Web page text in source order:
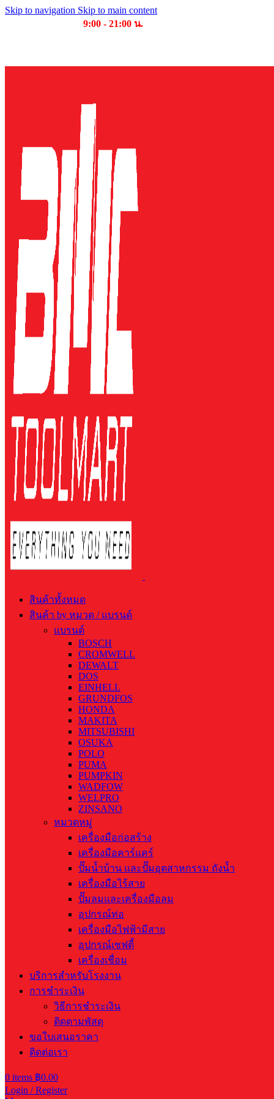
Skip to navigation Skip to main content
9:00 - 21:00 น.
สินค้าทั้งหมด
สินค้า by หมวด / แบรนด์
แบรนด์
BOSCH
CROMWELL
DEWALT
DOS
EINHELL
GRUNDFOS
HONDA
MAKITA
MITSUBISHI
OSUKA
POLO
PUMA
PUMPKIN
WADFOW
WELPRO
ZINSANO
หมวดหมู่
เครื่องมือก่อสร้าง
เครื่องมือคาร์แคร์
ปั๊มน้ำบ้าน และปั๊มอุตสาหกรรม ถังน้ำ
เครื่องมือไร้สาย
ปั๊มลมและเครื่องมือลม
อุปกรณ์ท่อ
เครื่องมือไฟฟ้ามีสาย
อุปกรณ์เซฟตี้
เครื่องเชื่อม
บริการสำหรับโรงงาน
การชำระเงิน
วิธีการชำระเงิน
ติดตามพัสดุ
ขอใบเสนอราคา
ติดต่อเรา
0 items ฿0.00
Login / Register